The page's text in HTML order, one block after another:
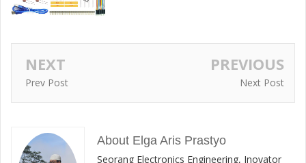
NEXT
Prev Post
PREVIOUS
Next Post
About Elga Aris Prastyo
Seorang Electronics Engineering, Inovator